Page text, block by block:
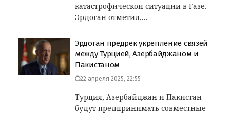
катастрофической ситуации в Газе.
Эрдоган отметил,…
Эрдоган предрек укрепление связей
между Турцией, Азербайджаном и
Пакистаном
22 апреля 2025, 22:55
Турция, Азербайджан и Пакистан
будут предпринимать совместные